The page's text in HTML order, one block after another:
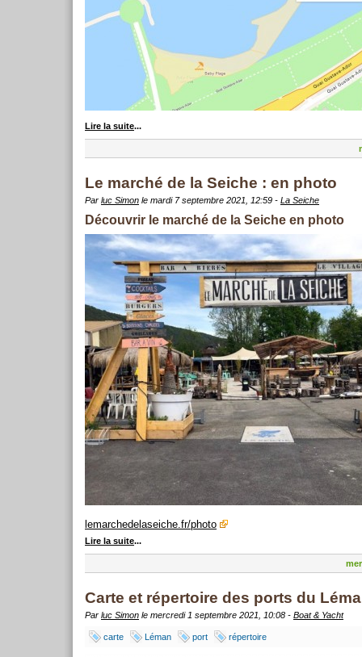
Lire la suite...
Le marché de la Seiche : en photo
Par luc Simon le mardi 7 septembre 2021, 12:59 - La Seiche
Découvrir le marché de la Seiche en photo
lemarchedelaseiche.fr/photo
Lire la suite...
Carte et répertoire des ports du
Par luc Simon le mercredi 1 septembre 2021, 10:08 - Boat & Yacht
carte Léman port répertoire